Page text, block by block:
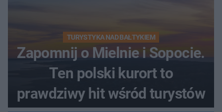
TURYSTYKA NAD BAŁTYKIEM
Zapomnij o Mielnie i Sopocie.
Ten polski kurort to
prawdziwy hit wśród turystów